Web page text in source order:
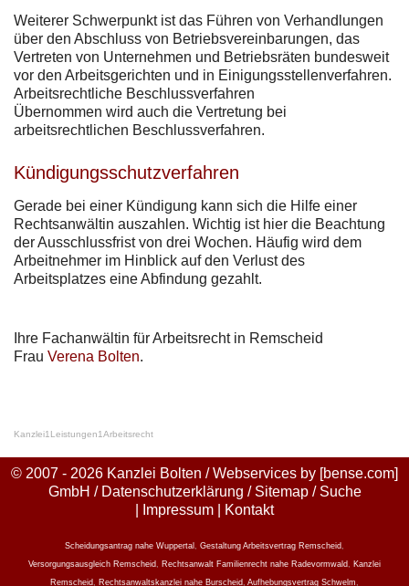
Weiterer Schwerpunkt ist das Führen von Verhandlungen
über den Abschluss von Betriebsvereinbarungen, das
Vertreten von Unternehmen und Betriebsräten bundesweit
vor den Arbeitsgerichten und in Einigungsstellenverfahren.
Arbeitsrechtliche Beschlussverfahren
Übernommen wird auch die Vertretung bei
arbeitsrechtlichen Beschlussverfahren.
Kündigungsschutzverfahren
Gerade bei einer Kündigung kann sich die Hilfe einer
Rechtsanwältin auszahlen. Wichtig ist hier die Beachtung
der Ausschlussfrist von drei Wochen. Häufig wird dem
Arbeitnehmer im Hinblick auf den Verlust des
Arbeitsplatzes eine Abfindung gezahlt.
Ihre Fachanwältin für Arbeitsrecht in Remscheid
Frau Verena Bolten.
Kanzlei1 Leistungen1Arbeitsrecht
© 2007 - 2026 Kanzlei Bolten / Webservices by [bense.com]
GmbH / Datenschutzerklärung / Sitemap/ Suche
Impressum Kontakt
Scheidungsantrag nahe Wuppertal Gestaltung Arbeitsvertrag Remscheid
Versorgungsausgleich Remscheid
Rechtsanwalt Familienrecht nahe Radevormwald
Kanzlei
Remscheid
Rechtsanwaltskanzlei nahe Burscheid Aufhebungsvertrag Schwelm